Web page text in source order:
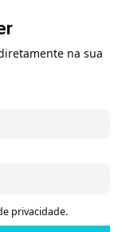
na sua
privacidade.